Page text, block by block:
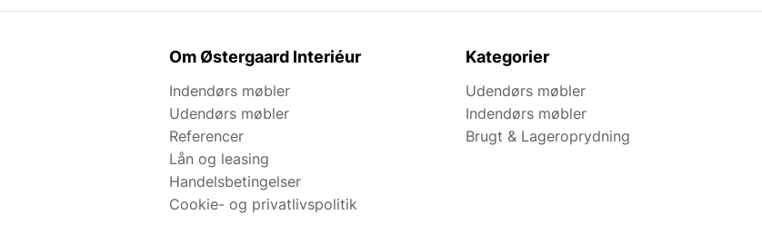
Om Østergaard Interiéur
Indendørs møbler
Udendørs møbler
Referencer
Lån og leasing
Handelsbetingelser
Cookie- og privatlivspolitik
Kategorier
Udendørs møbler
Indendørs møbler
Brugt & Lageroprydning